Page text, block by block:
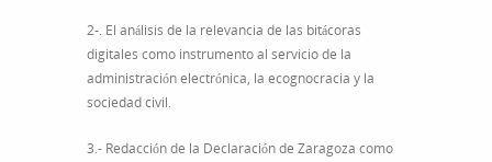
2-. El análisis de la relevancia de las bitácoras
digitales como instrumento al servicio de la
administración electrónica, la ecognocracia y la
sociedad civil.
3.- Redacción de la Declaración de Zaragoza como